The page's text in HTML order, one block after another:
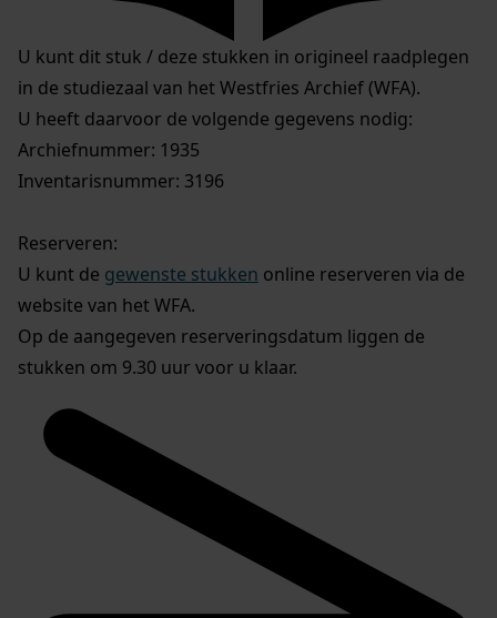
U kunt dit stuk / deze stukken in origineel raadplegen
in de studiezaal van het Westfries Archief (WFA).
U heeft daarvoor de volgende gegevens nodig:
Archiefnummer: 1935
Inventarisnummer: 3196
Reserveren:
U kunt de gewenste stukken online reserveren via de
website van het WFA.
Op de aangegeven reserveringsdatum liggen de
stukken om 9.30 uur voor u klaar.